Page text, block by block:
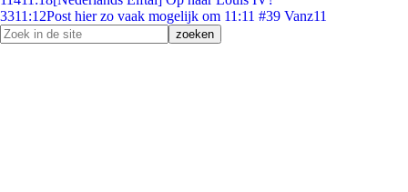
3311:12Post hier zo vaak mogelijk om 11:11 #39 Vanz11